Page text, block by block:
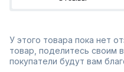
У этого товара пока нет
товар, поделитесь своим
покупатели будут вам